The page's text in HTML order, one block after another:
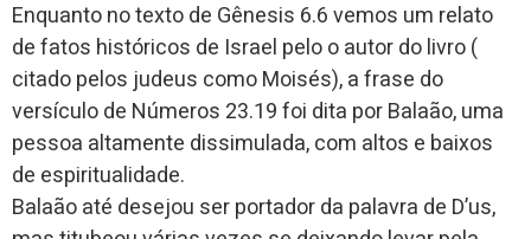
Enquanto no texto de Gênesis 6.6 vemos um relato
de fatos históricos de Israel pelo o autor do livro (
citado pelos judeus como Moisés), a frase do
versículo de Números 23.19 foi dita por Balaão, uma
pessoa altamente dissimulada, com altos e baixos
de espiritualidade.
Balaão até desejou ser portador da palavra de D’us,